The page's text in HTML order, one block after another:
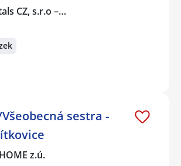
CZ, s.r.o –…
sestra -
z.ú.